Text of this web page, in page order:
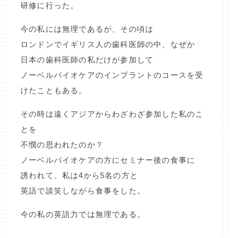
研修に行った。
今の私には無理であるが、その頃は
ロンドンでイギリス人の歯科医師の中、なぜか
日本の歯科医師の私だけが参加して
ノーベルバイオケアのインプラントのコースを受
けたこともある。
その時は遠くアジアからわざわざ参加した私のこ
とを
不憫の思われたのか？
ノーベルバイオケアの方にセミナー後の食事に
誘われて、私は4から5名の方と
英語で談笑しながら食事をした。
今の私の英語力では無理である。